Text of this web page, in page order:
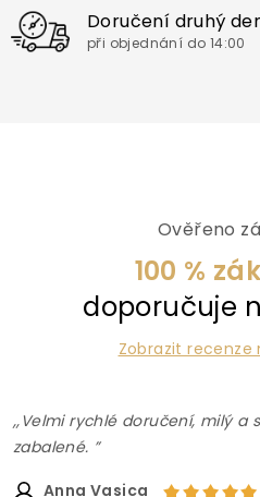
Doručení druhý
při objednání do 14:00
Ověřeno
100 %
doporučuje
Zobrazit recenze
,,Velmi rychlé doručení, milý a
zabalené. ”
Anna Vasica